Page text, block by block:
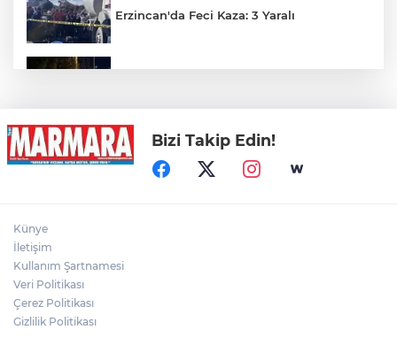
Erzincan'da Feci Kaza: 3 Yaralı
Gümüşhane’de 3 Ev Alevlere Teslim Oldu
Bizi Takip Edin!
Künye
İletişim
Kullanım Şartnamesi
Veri Politikası
Çerez Politikası
Gizlilik Politikası